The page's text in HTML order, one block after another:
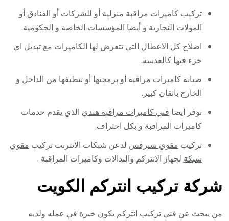
تركيب كاميرات مراقبة منزلية أو للشركات أو الفنادق أو
المولات التجارية و أيضا المؤسسات الخاصة و الحكومية.
اصلاح كل الاعطال التي تتعرض لها الكاميرات مع تبديل اي
جزء فيها كالعدسة.
صيانة كاميرات مراقبة أو برمجتها أو تنظيفها من الداخل و
الخارج باتقان كبير.
نوفر أيضا فني كاميرات مراقبة هندي الذي يقدم خدمات
كاميرات المراقبة و بكل احتراف.
تركيب مقوي سيرفس لدعن شبكات الانترنت تركيب مقوي
شبكة لجهاز الانتركم والبدالات وكاميرات المراقبة .
شركة تركيب انتركم الكويت
من يبحث عن فني تركيب انتركم يكون خبرة في عمله ولديه